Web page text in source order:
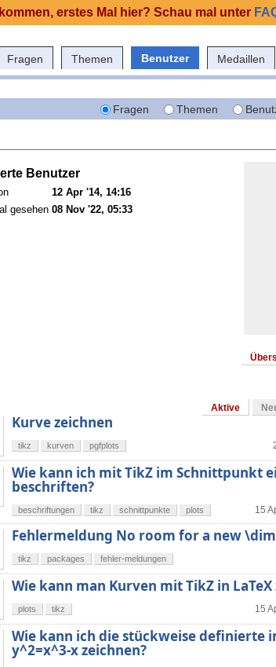
Fragen Themen Benutzer Medaillen
Fragen Themen
Benutzer
12 Apr '14, 14:16
gesehen 08 Nov '22, 05:33
Aktive
Kurve zeichnen
tikz kurven pgfplots
Wie kann ich mit TikZ im Schnittpunkt
beschriften?
15
beschriftungen tikz schnittpunkte plots
Fehlermeldung No room for a new
tikz packages fehler-meldungen
Wie kann man Kurven mit TikZ in LaTeX
15
plots tikz
Wie kann ich die stückweise definierte
y^2=x^3-x zeichnen?
erstes Mal hier? Schau mal unter